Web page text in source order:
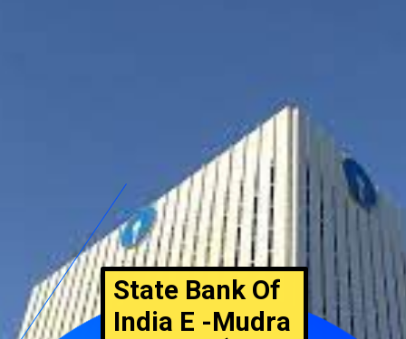
State Bank Of
India E -Mudra